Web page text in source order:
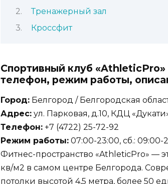
Тренажерный зал
Кроссфит
Спортивный клуб
телефон, режим работы,
Город: Белгород / Белгородская
Адрес: ул. Парковая, д.10, КДЦ
Телефон: +7 (4722) 25-72-92
Режим работы: 07:00-23:00, сб.: 09:00-
Фитнес-пространство «AthleticPro» —
кв/м2 в самом центре Белгорода.
потолки высотой 4,5 метра, более 50